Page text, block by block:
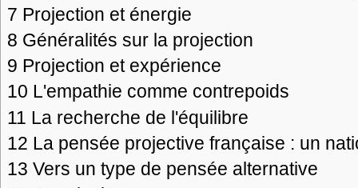
7 Projection et énergie
8 Généralités sur la projection
9 Projection et expérience
10 L'empathie comme contrepoids
11 La recherche de l'équilibre
12 La pensée projective française : un
13 Vers un type de pensée alternative